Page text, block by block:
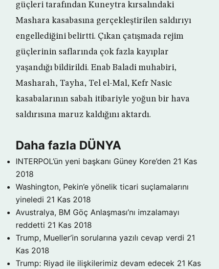
güçleri tarafından Kuneytra kırsalındaki
Mashara kasabasına gerçekleştirilen saldırıyı
engellediğini belirtti. Çıkan çatışmada rejim
güçlerinin saflarında çok fazla kayıplar
yaşandığı bildirildi. Enab Baladi muhabiri,
Masharah, Tayha, Tel el-Mal, Kefr Nasic
kasabalarının sabah itibariyle yoğun bir hava
saldırısına maruz kaldığını aktardı.
Daha fazla DÜNYA
INTERPOL’ün yeni başkanı Güney Kore’den 21 Kas
2018
Washington, Pekin’e yönelik ticari suçlamalarını
yineledi 21 Kas 2018
Avustralya, BM Göç Anlaşması’nı imzalamayı
reddetti 21 Kas 2018
Trump, Mueller’in sorularına yazılı cevap verdi 21
Kas 2018
Trump: Riyad ile ilişkilerimiz devam edecek 21 Kas